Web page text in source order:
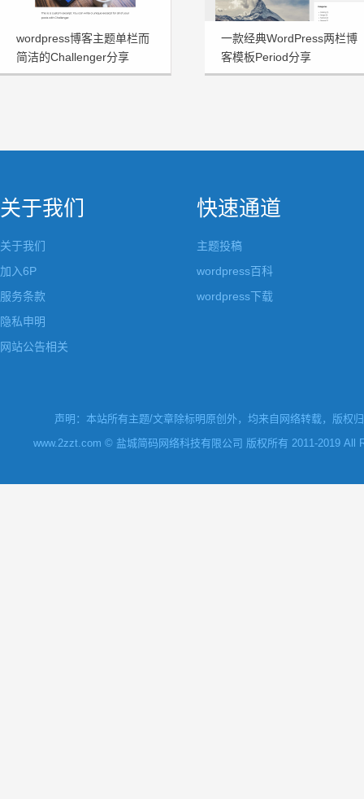
wordpress博客主题单栏而
简洁的Challenger分享
一款经典WordPress两栏博
客模板Period分享
关于我们
关于我们
加入6P
服务条款
隐私申明
网站公告相关
快速通道
主题投稿
wordpress百科
wordpress下载
声明：本站所有主题/文章除标明原创外，均来自网络转载，版权
www.2zzt.com © 盐城简码网络科技有限公司 版权所有 2011-2019